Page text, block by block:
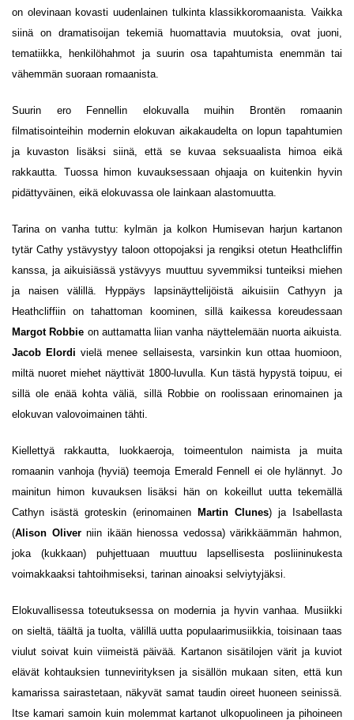
on olevinaan kovasti uudenlainen tulkinta klassikkoromaanista. Vaikka
siinä on dramatisoijan tekemiä huomattavia muutoksia, ovat juoni,
tematiikka, henkilöhahmot ja suurin osa tapahtumista enemmän tai
vähemmän suoraan romaanista.
Suurin ero Fennellin elokuvalla muihin Brontën romaanin
filmatisointeihin modernin elokuvan aikakaudelta on lopun tapahtumien
ja kuvaston lisäksi siinä, että se kuvaa seksuaalista himoa eikä
rakkautta. Tuossa himon kuvauksessaan ohjaaja on kuitenkin hyvin
pidättyväinen, eikä elokuvassa ole lainkaan alastomuutta.
Tarina on vanha tuttu: kylmän ja kolkon Humisevan harjun kartanon
tytär Cathy ystävystyy taloon ottopojaksi ja rengiksi otetun Heathcliffin
kanssa, ja aikuisiässä ystävyys muuttuu syvemmiksi tunteiksi miehen
ja naisen välillä. Hyppäys lapsinäyttelijöistä aikuisiin Cathyyn ja
Heathcliffiin on tahattoman koominen, sillä kaikessa koreudessaan
Margot Robbie on auttamatta liian vanha näyttelemään nuorta aikuista.
Jacob Elordi vielä menee sellaisesta, varsinkin kun ottaa huomioon,
miltä nuoret miehet näyttivät 1800-luvulla. Kun tästä hypystä toipuu, ei
sillä ole enää kohta väliä, sillä Robbie on roolissaan erinomainen ja
elokuvan valovoimainen tähti.
Kiellettyä rakkautta, luokkaeroja, toimeentulon naimista ja muita
romaanin vanhoja (hyviä) teemoja Emerald Fennell ei ole hylännyt. Jo
mainitun himon kuvauksen lisäksi hän on kokeillut uutta tekemällä
Cathyn isästä groteskin (erinomainen
Martin Clunes) ja Isabellasta
(Alison Oliverniin ikään hienossa vedossa) värikkäämmän hahmon,
joka (kukkaan) puhjettuaan muuttuu lapsellisesta posliininukesta
voimakkaaksi tahtoihmiseksi, tarinan ainoaksi selviytyjäksi.
Elokuvallisessa toteutuksessa on modernia ja hyvin vanhaa. Musiikki
on sieltä, täältä ja tuolta, välillä uutta populaarimusiikkia, toisinaan taas
viulut soivat kuin viimeistä päivää. Kartanon sisätilojen värit ja kuviot
elävät kohtauksien tunnevirityksen ja sisällön mukaan siten, että kun
kamarissa sairastetaan, näkyvät samat taudin oireet huoneen seinissä.
Itse kamari samoin kuin molemmat kartanot ulkopuolineen ja pihoineen